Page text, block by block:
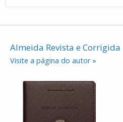
Almeida Revista e Corrigida
Visite a página do autor »